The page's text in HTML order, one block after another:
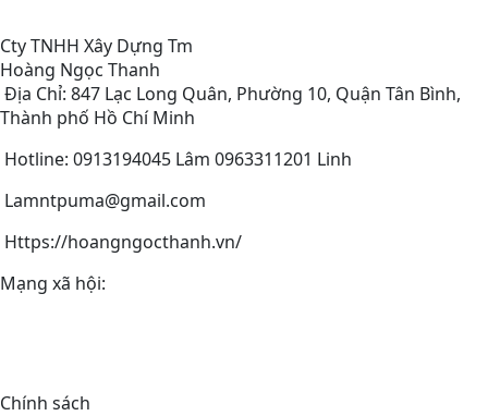
Cty TNHH Xây Dựng Tm
Hoàng Ngọc Thanh
Địa Chỉ: 847 Lạc Long Quân, Phường 10, Quận Tân Bình,
Thành phố Hồ Chí Minh
Hotline: 0913194045 Lâm 0963311201 Linh
Lamntpuma@gmail.com
Https://hoangngocthanh.vn/
Mạng xã hội:
Chính sách